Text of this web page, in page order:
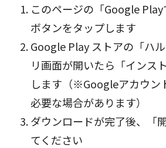
このページの「Google Play
ボタンをタップします
Google Play ストアの「ハ
リ画面が開いたら「インス
します（※Googleアカウン
必要な場合があります）
ダウンロードが完了後、「
てください